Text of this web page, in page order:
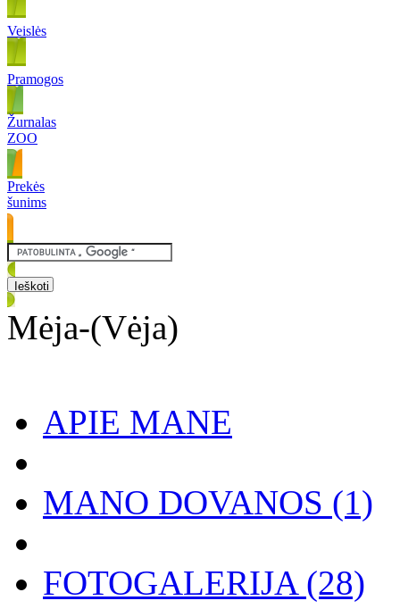
Veislės
Pramogos
Žurnalas
ZOO
Prekės
šunims
Mėja-(Vėja)
APIE MANE
MANO DOVANOS (1)
FOTOGALERIJA(28)